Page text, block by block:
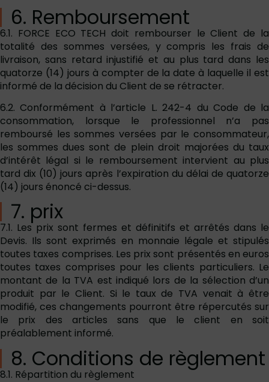
6. Remboursement
6.1. FORCE ECO TECH doit rembourser le Client de la
totalité des sommes versées, y compris les frais de
livraison, sans retard injustifié et au plus tard dans les
quatorze (14) jours à compter de la date à laquelle il est
informé de la décision du Client de se rétracter.
6.2. Conformément à l’article L. 242-4 du Code de la
consommation, lorsque le professionnel n’a pas
remboursé les sommes versées par le consommateur,
les sommes dues sont de plein droit majorées du taux
d’intérêt légal si le remboursement intervient au plus
tard dix (10) jours après l’expiration du délai de quatorze
(14) jours énoncé ci-dessus.
7. prix
7.1. Les prix sont fermes et définitifs et arrêtés dans le
Devis. Ils sont exprimés en monnaie légale et stipulés
toutes taxes comprises. Les prix sont présentés en euros
toutes taxes comprises pour les clients particuliers. Le
montant de la TVA est indiqué lors de la sélection d’un
produit par le Client. Si le taux de TVA venait à être
modifié, ces changements pourront être répercutés sur
le prix des articles sans que le client en soit
préalablement informé.
8. Conditions de règlement
8.1. Répartition du règlement